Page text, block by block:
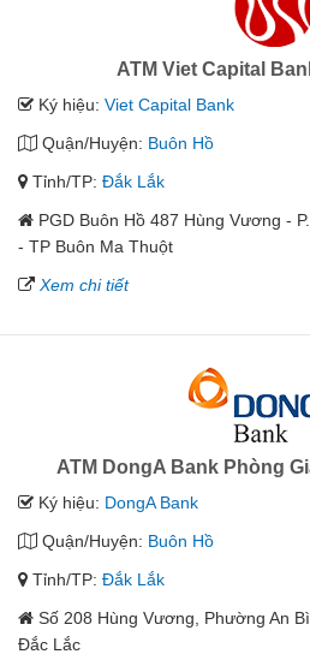
ATM Viet Capital
Ký hiệu: Viet Capital Bank
Quận/Huyện: Buôn Hồ
Tỉnh/TP: Đắk Lắk
PGD Buôn Hồ 487 Hùng Vương -
- TP Buôn Ma Thuột
Xem chi tiết
ATM DongA Bank Phòng
Ký hiệu: DongA Bank
Quận/Huyện: Buôn Hồ
Tỉnh/TP: Đắk Lắk
Số 208 Hùng Vương, Phường An
Đắc Lắc